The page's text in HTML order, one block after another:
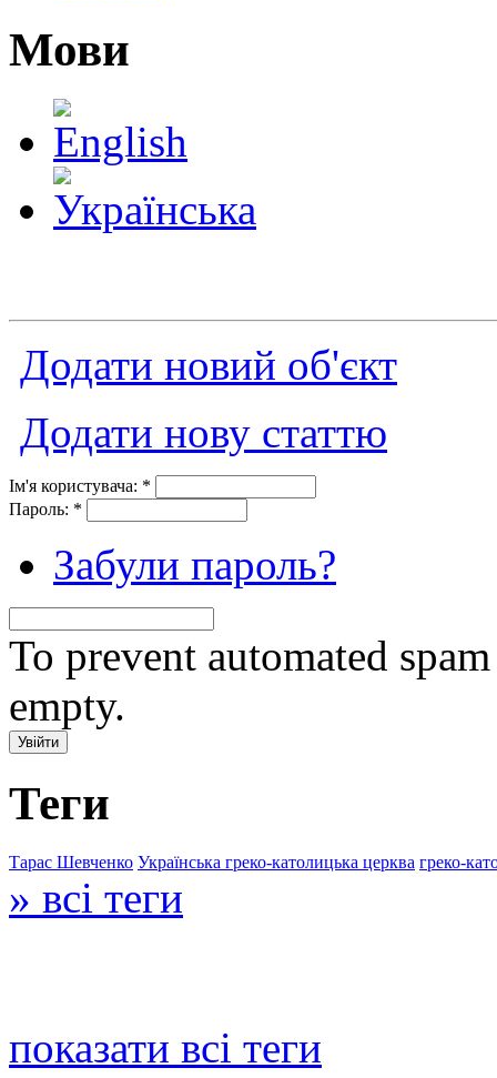
Мови
Додати новий об'єкт
Додати нову статтю
Ім'я користувача: *
Пароль: *
Забули пароль?
To prevent automated
empty.
Теги
Тарас Шевченко Українська греко-католицька церква греко-
» всі теги
показати всі теги